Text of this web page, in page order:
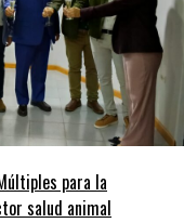
para la
salud animal